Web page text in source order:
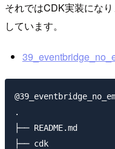
それではCDK実装にな
しています。
.
├── README.md
├── cdk